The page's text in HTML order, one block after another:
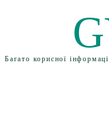
Багато корисної